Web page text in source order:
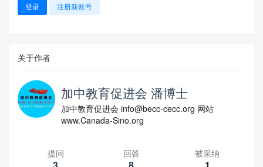
登录 注册新账号
关于作者
加中教育促进会 潘博士
加中教育促进会 info@becc-cecc.org 网站
www.Canada-Sino.org
提问 回答 被采纳